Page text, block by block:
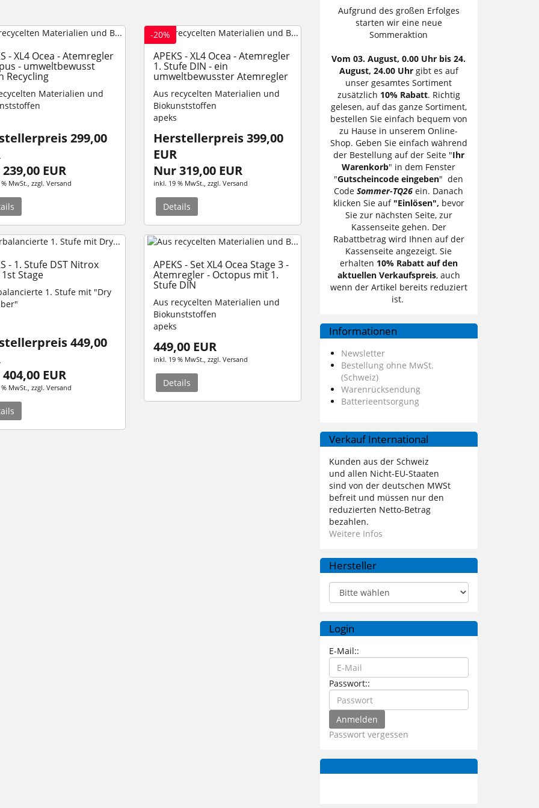
- XL4 Ocea - Atemregler
- umweltbewusst
Recycling
Materialien und
299,00
EUR
MwSt. , zzgl.Versand
-20%
APEKS - XL4 Ocea - Atemregler
1. Stufe DIN - ein
umweltbewusster Atemregler
Aus recycelten Materialien und
Biokunststoffen
apeks
Herstellerpreis 399,00
EUR
Nur 319,00 EUR
inkl. 19 % MwSt. , zzgl. Versand
Details
- 1. Stufe DST Nitrox
Stage
1. Stufe mit "Dry
449,00
EUR
MwSt. , zzgl.Versand
APEKS - Set XL4 Ocea Stage 3 -
Atemregler - Octopus mit 1.
Stufe DIN
Aus recycelten Materialien und
Biokunststoffen
apeks
449,00 EUR
inkl. 19 % MwSt. , zzgl. Versand
Details
Aufgrund des großen Erfolges
starten wir eine neue
Sommeraktion
Vom 03. August, 0.00 Uhr bis 24.
August, 24.00 Uhr gibt es auf
unser gesamtes Sortiment
zusätzlich 10% Rabatt. Richtig
gelesen, auf das ganze Sortiment,
bestellen Sie einfach bequem von
zu Hause in unserem Online-
Shop. Geben Sie einfach während
der Bestellung auf der Seite "Ihr
Warenkorb" in dem Fenster
"Gutscheincode eingeben" den
CodeSommer-TQ26ein. Danach
klicken Sie auf "Einlösen", bevor
Sie zur nächsten Seite, zur
Kassenseite gehen. Der
Rabattbetrag wird Ihnen auf der
Kassenseite angezeigt. Sie
erhalten 10% Rabatt auf den
aktuellen Verkaufspreis, auch
wenn der Artikel bereits reduziert
ist.
Informationen
Newsletter
Bestellung ohne MwSt.
(Schweiz)
Warenrücksendung
Batterieentsorgung
Verkauf International
Kunden aus der Schweiz
und allen Nicht-EU-Staaten
sind von der deutschen MWSt
befreit und müssen nur den
reduzierten Netto-Betrag
bezahlen.
Weitere Infos
Hersteller
Login
E-Mail::
Passwort::
Passwort vergessen